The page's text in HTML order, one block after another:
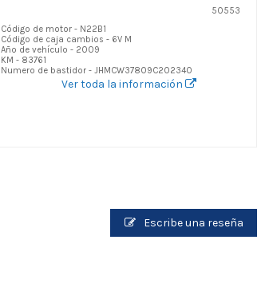
50553
Código de motor - N22B1
Código de caja cambios - 6V M
Año de vehículo - 2009
KM - 83761
Numero de bastidor - JHMCW37809C202340
Ver toda la información
Escribe una reseña